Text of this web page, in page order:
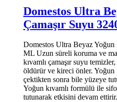
Domestos Ultra
Çamaşır Suyu
Domestos Ultra Beyaz Yoğun
ML Uzun süreli koruma ve
kıvamlı çamaşır suyu
öldürür ve kireci önler. Yoğun
çektikten sonra bile yüzeye
Yoğun kıvamlı formülü ile
tutunarak etkisini devam